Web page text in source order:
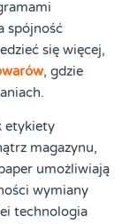
spójność
się więcej,
, gdzie
etykiety
magazynu,
umożliwiają
wymiany
technologia